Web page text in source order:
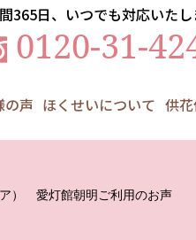
365日、いつでも対応いたし
0120-31-
の声 ほくせいについて 供
） 愛灯館朝明ご利用のお声